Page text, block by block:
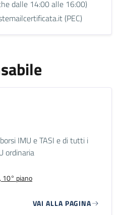
dalle 14:00 alle 16:00)
(PEC)
IMU e TASI e di tutti i
ordinaria
10° piano
VAI ALLA PAGINA